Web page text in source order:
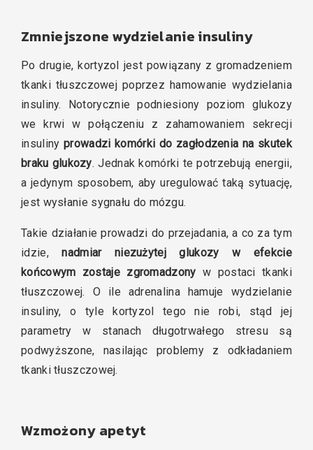
Zmniejszone wydzielanie insuliny
Po drugie, kortyzol jest powiązany z gromadzeniem
tkanki tłuszczowej poprzez hamowanie wydzielania
insuliny. Notorycznie podniesiony poziom glukozy
we krwi w połączeniu z zahamowaniem sekrecji
insulinyprowadzi komórki do zagłodzenia na skutek
braku glukozy. Jednak komórki te potrzebują energii,
a jedynym sposobem, aby uregulować taką sytuację,
jest wysłanie sygnału do mózgu.
Takie działanie prowadzi do przejadania, a co za tym
idzie,nadmiar niezużytej glukozy w efekcie
końcowym zostaje zgromadzony w postaci tkanki
tłuszczowej. O ile adrenalina hamuje wydzielanie
insuliny, o tyle kortyzol tego nie robi, stąd jej
parametry w stanach długotrwałego stresu są
podwyższone, nasilając problemy z odkładaniem
tkanki tłuszczowej.
Wzmożony apetyt